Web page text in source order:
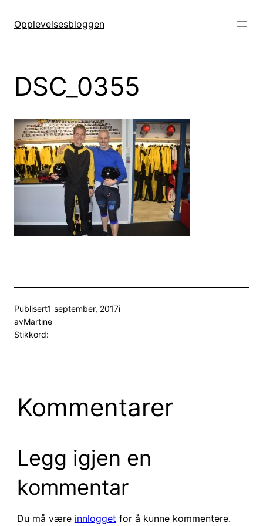
Opplevelsesbloggen
DSC_0355
Publisert1 september, 2017i
avMartine
Stikkord:
Kommentarer
Legg igjen en
kommentar
Du må være innlogget for å kunne kommentere.